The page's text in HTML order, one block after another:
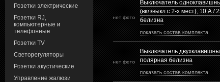
Розетки электрические
Розетки RJ,
компьютерные и
телефонные
Розетки TV
Светорегуляторы
Розетки акустические
Управление жалюзи
нет фото
Выключатель
(вкл/выкл с 2-х мест), 10 А /
белизна
показать состав комплекта
нет фото
Выключатель
полярная белизна
показать состав комплекта